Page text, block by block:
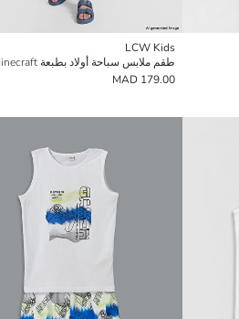
LCW Kids
طقم ملابس سباحة أولاد بطبعة Minecraft
179.00 MAD